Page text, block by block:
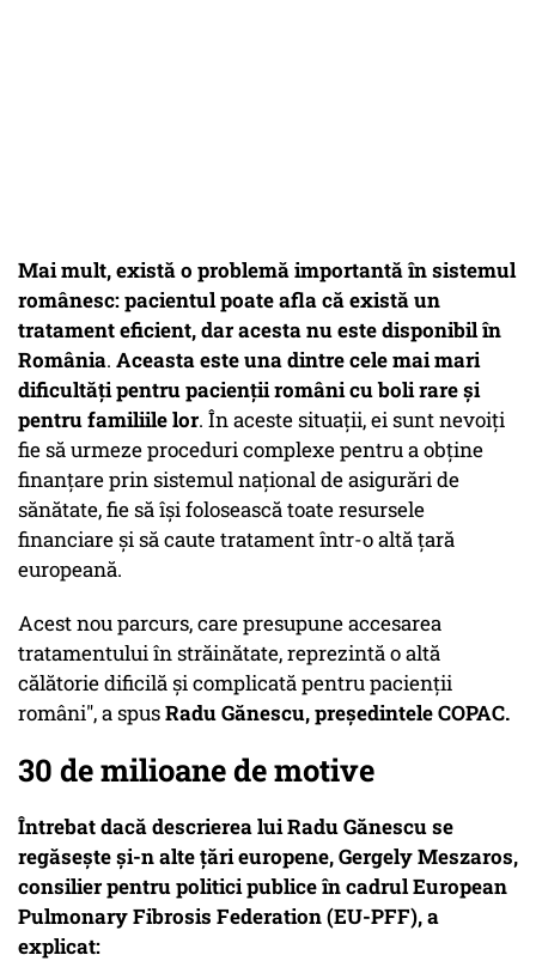
Mai mult, există o problemă importantă în sistemul
românesc: pacientul poate afla că există un
tratament eficient, dar acesta nu este disponibil în
România. Aceasta este una dintre cele mai mari
dificultăți pentru pacienții români cu boli rare și
pentru familiile lor. În aceste situații, ei sunt nevoiți
fie să urmeze proceduri complexe pentru a obține
finanțare prin sistemul național de asigurări de
sănătate, fie să își folosească toate resursele
financiare și să caute tratament într-o altă țară
europeană.
Acest nou parcurs, care presupune accesarea
tratamentului în străinătate, reprezintă o altă
călătorie dificilă și complicată pentru pacienții
români", a spusRadu Gănescu, președintele COPAC.
30 de milioane de motive
Întrebat dacă descrierea lui Radu Gănescu se
regăsește și-n alte țări europene, Gergely Meszaros,
consilier pentru politici publice în cadrul European
Pulmonary Fibrosis Federation (EU-PFF), a
explicat: